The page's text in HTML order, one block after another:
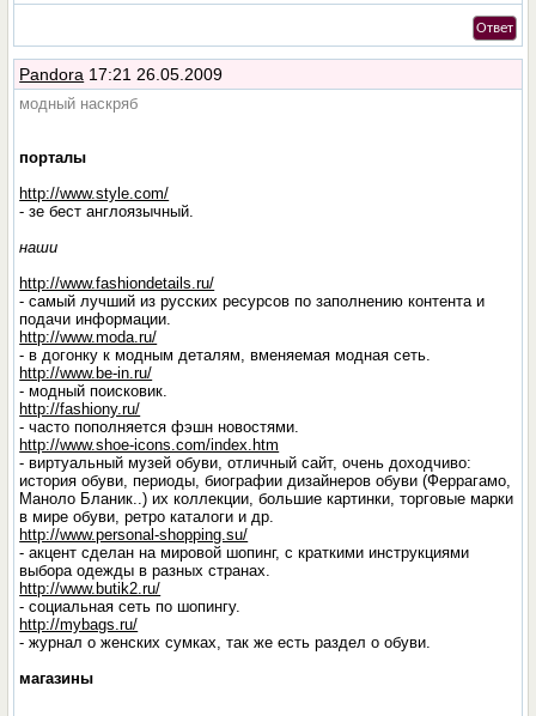
Ответ
Pandora 17:21 26.05.2009
модный наскряб
порталы
http://www.style.com/
- зе бест англоязычный.
наши
http://www.fashiondetails.ru/
- самый лучший из русских ресурсов по заполнению контента и
подачи информации.
http://www.moda.ru/
- в догонку к модным деталям, вменяемая модная сеть.
http://www.be-in.ru/
- модный поисковик.
http://fashiony.ru/
- часто пополняется фэшн новостями.
http://www.shoe-icons.com/index.htm
- виртуальный музей обуви, отличный сайт, очень доходчиво:
история обуви, периоды, биографии дизайнеров обуви (Феррагамо,
Маноло Бланик..) их коллекции, большие картинки, торговые марки
в мире обуви, ретро каталоги и др.
http://www.personal-shopping.su/
- акцент сделан на мировой шопинг, с краткими инструкциями
выбора одежды в разных странах.
http://www.butik2.ru/
- социальная сеть по шопингу.
http://mybags.ru/
- журнал о женских сумках, так же есть раздел о обуви.
магазины